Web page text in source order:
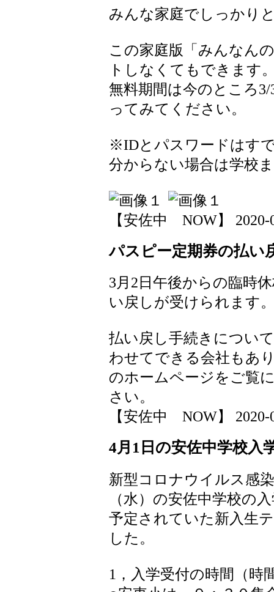
みんな家庭でしっかり
この家庭版「みんなん
トしなくてもできます
無料期間は今のところ
ってみてください。
※IDとパスワードはす
分からない場合は学校
【安佐中 NOW】 2020-
パスピー定期券の払い
3月2日午後からの臨時
い戻しが受けられます
払い戻し手続きについ
わせてできる会社もあ
のホームページをご覧
さい。
【安佐中 NOW】 2020-
4月1日の安佐中学校入
新型コロナウイルス感
（水）の安佐中学校の
予定されていた新入生
した。
1，入学受付の時間（時